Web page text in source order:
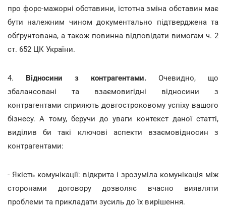
про форс-мажорні обставини, істотна зміна обставин має
бути належним чином документально підтверджена та
обґрунтована, а також повинна відповідати вимогам ч. 2
ст. 652 ЦК України.
4. Відносини з контрагентами. Очевидно, що
збалансовані та взаємовигідні відносини з
контрагентами сприяють довгостроковому успіху вашого
бізнесу. А тому, беручи до уваги контекст даної статті,
виділив би такі ключові аспекти взаємовідносин з
контрагентами:
- Якість комунікації: відкрита і зрозуміла комунікація між
сторонами договору дозволяє вчасно виявляти
проблеми та прикладати зусиль до їх вирішення.